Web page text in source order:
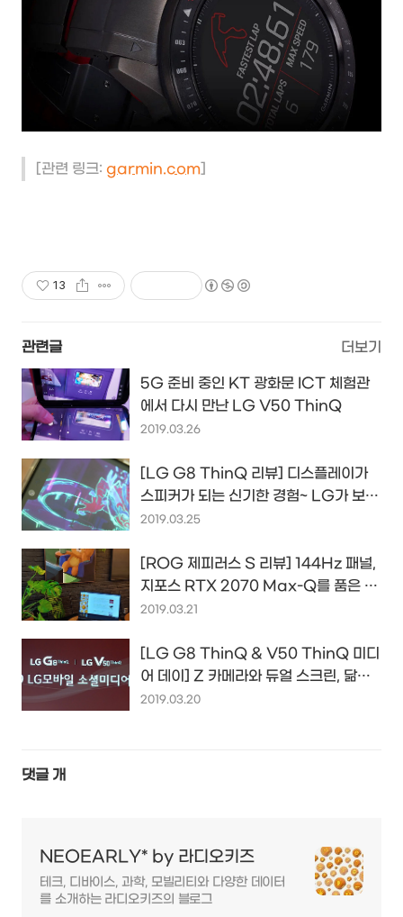
[관련 링크: garmin.com]
13
관련글 더보기
5G 준비 중인 KT 광화문 ICT 체험관
에서 다시 만난 LG V50 ThinQ
2019.03.26
[LG G8 ThinQ 리뷰] 디스플레이가
스피커가 되는 신기한 경험~ LG가 보여
준 새로운 차별화의 결과는...
2019.03.25
[ROG 제피러스 S 리뷰] 144Hz 패널,
지포스 RTX 2070 Max-Q를 품은 세
계에서 가장 얇은 게이밍 노트북
2019.03.21
[LG G8 ThinQ & V50 ThinQ 미디
어 데이] Z 카메라와 듀얼 스크린, 닮은
듯 다른 두 스마트폰을 만나다...
2019.03.20
댓글 개
NEOEARLY* by 라디오키즈
테크, 디바이스, 과학, 모빌리티와 다양한 데이터
를 소개하는 라디오키즈의 블로그